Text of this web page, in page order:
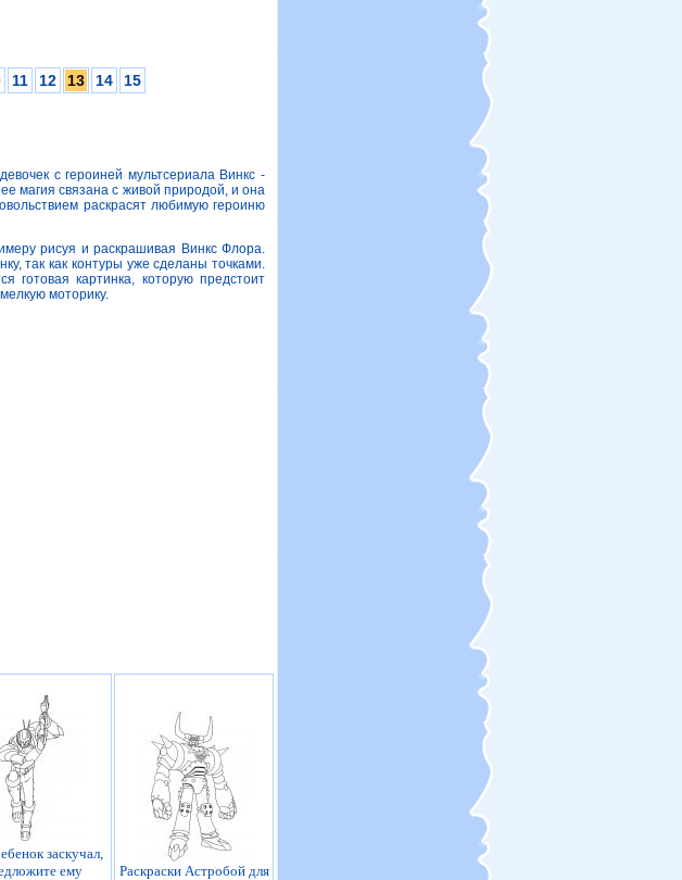
11 12 13 14 15
с героиней мультсериала Винкс -
магия связана с живой природой, и она
раскрасят любимую героиню
рисуя и раскрашивая Винкс Флора.
так как контуры уже сделаны точками.
готовая картинка, которую предстоит
моторику.
заскучал,
ему
Раскраски Астробой для